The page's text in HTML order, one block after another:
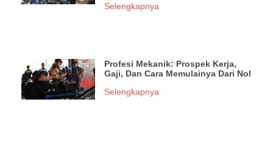
Selengkapnya
Profesi Mekanik: Prospek Kerja,
Gaji, Dan Cara Memulainya Dari Nol
Selengkapnya